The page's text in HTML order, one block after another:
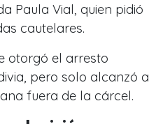
Paula Vial, quien pidió
cautelares.
otorgó el arresto
pero solo alcanzó a
fuera de la cárcel.